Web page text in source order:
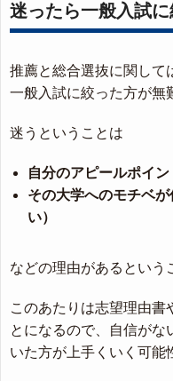
迷ったら一般入試
推薦と総合選抜に関して
一般入試に絞った方が無
迷うということは
自分のアピールポイ
その大学へのモチベ
い）
などの理由があるという
このあたりは志望理由書
とになるので、自信がな
いた方が上手くいく可能